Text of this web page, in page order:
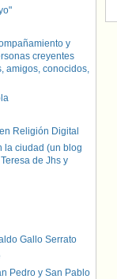
y
creyentes
amigos, conocidos,
Religión Digital
la ciudad (un blog
de Jhs y
Gallo Serrato
Pedro y San Pablo